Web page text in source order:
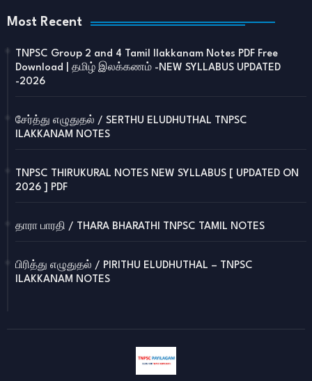
Most Recent
TNPSC Group 2 and 4 Tamil Ilakkanam Notes PDF Free
Download | தமிழ் இலக்கணம் -NEW SYLLABUS UPDATED
-2026
சேர்த்து எழுதுதல் / SERTHU ELUDHUTHAL TNPSC
ILAKKANAM NOTES
TNPSC THIRUKURAL NOTES NEW SYLLABUS [ UPDATED ON
2026 ] PDF
தாரா பாரதி / THARA BHARATHI TNPSC TAMIL NOTES
பிரித்து எழுதுதல் / PIRITHU ELUDHUTHAL – TNPSC
ILAKKANAM NOTES